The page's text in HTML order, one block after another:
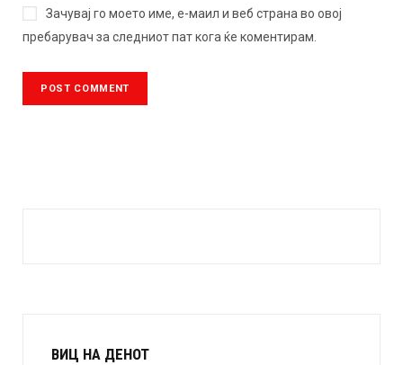
Зачувај го моето име, е-маил и веб страна во овој
пребарувач за следниот пат кога ќе коментирам.
ВИЦ НА ДЕНОТ